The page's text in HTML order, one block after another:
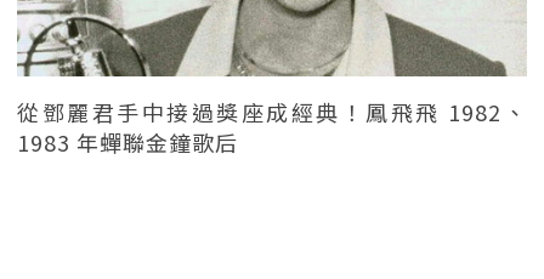
從鄧麗君手中接過獎座成經典！鳳飛飛 1982、
1983 年蟬聯金鐘歌后